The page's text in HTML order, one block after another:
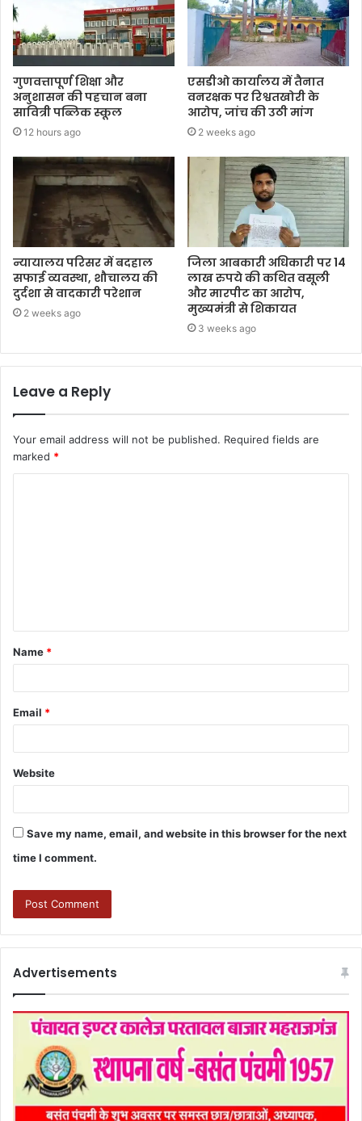
गुणवत्तापूर्ण शिक्षा और
अनुशासन की पहचान बना
सावित्री पब्लिक स्कूल
12 hours ago
एसडीओ कार्यालय में तैनात
वनरक्षक पर रिश्वतखोरी के
आरोप, जांच की उठी मांग
2 weeks ago
न्यायालय परिसर में बदहाल
सफाई व्यवस्था, शौचालय की
दुर्दशा से वादकारी परेशान
2 weeks ago
जिला आबकारी अधिकारी पर 14
लाख रुपये की कथित वसूली
और मारपीट का आरोप,
मुख्यमंत्री से शिकायत
3 weeks ago
Leave a Reply
Your email address will not be published. Required fields are
marked *
Name *
Email *
Website
Save my name, email, and website in this browser for the next
time I comment.
Advertisements